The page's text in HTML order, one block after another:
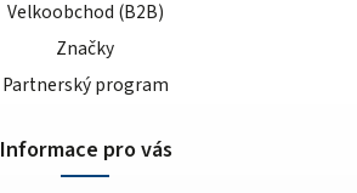
Velkoobchod (B2B)
Značky
Partnerský program
Informace pro vás